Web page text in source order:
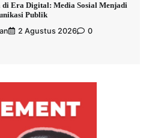
di Era Digital: Media Sosial Menjadi
Publik
2 Agustus 2026 0